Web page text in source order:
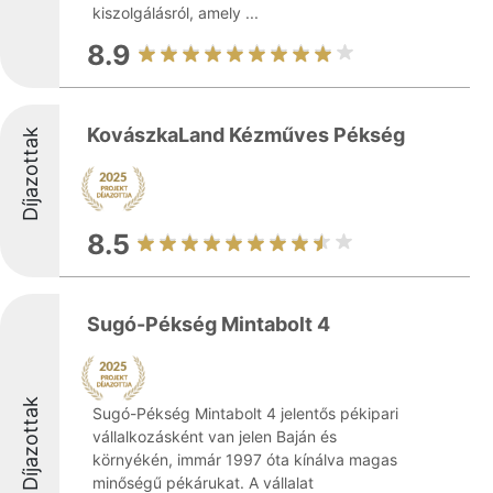
kiszolgálásról, amely ...
8.9
Díjazottak KovászkaLand Kézműves Pékség
8.5
Díjazottak
Sugó-Pékség Mintabolt 4
Sugó-Pékség Mintabolt 4 jelentős pékipari
vállalkozásként van jelen Baján és
környékén, immár 1997 óta kínálva magas
minőségű pékárukat. A vállalat